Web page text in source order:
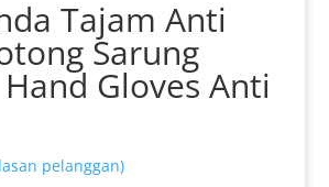
Tajam Anti
Sarung
Gloves Anti
pelanggan)